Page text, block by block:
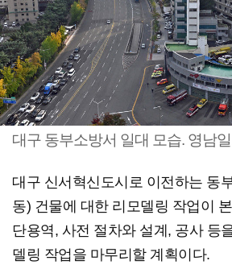
대구 동부소방서 일대 모습. 영남
대구 신서혁신도시로 이전하는 동
동) 건물에 대한 리모델링 작업이
단용역, 사전 절차와 설계, 공사 등
델링 작업을 마무리할 계획이다.